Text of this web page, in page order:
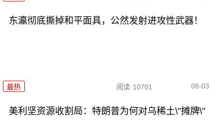
东瀛彻底撕掉和平面具，公然发射进攻性武器！
最热 阅读 10701 08-03
美利坚资源收割局：特朗普为何对乌稀土\"摊牌\"